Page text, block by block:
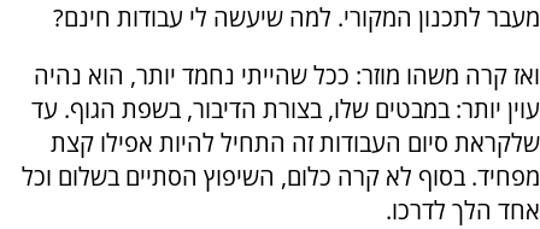
מעבר לתכנון המקורי. למה שיעשה לי עבודות חינם?
ואז קרה משהו מוזר: ככל שהייתי נחמד יותר, הוא נהיה
עוין יותר: במבטים שלו, בצורת הדיבור, בשפת הגוף. עד
שלקראת סיום העבודות זה התחיל להיות אפילו קצת
מפחיד. בסוף לא קרה כלום, השיפוץ הסתיים בשלום וכל
אחד הלך לדרכו.